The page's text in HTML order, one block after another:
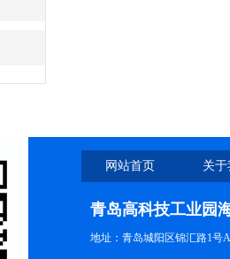
网站首页 关
青岛高科技工业园
地址：青岛城阳区锦汇路1号